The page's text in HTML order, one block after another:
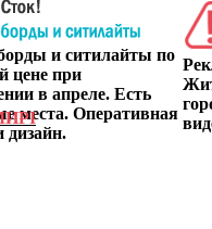
и ситилайты по
цене при
в апреле. Есть
места. Оперативная
дизайн.